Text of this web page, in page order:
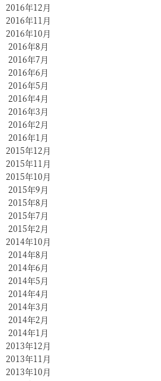
2016年12月
2016年11月
2016年10月
2016年8月
2016年7月
2016年6月
2016年5月
2016年4月
2016年3月
2016年2月
2016年1月
2015年12月
2015年11月
2015年10月
2015年9月
2015年8月
2015年7月
2015年2月
2014年10月
2014年8月
2014年6月
2014年5月
2014年4月
2014年3月
2014年2月
2014年1月
2013年12月
2013年11月
2013年10月